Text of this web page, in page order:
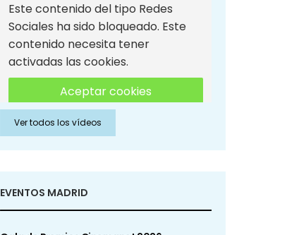
Este contenido del tipo Redes
Sociales ha sido bloqueado. Este
contenido necesita tener
activadas las cookies.
Aceptar cookies
Aceptar cookies de Redes
Sociales
Ver todos los vídeos
EVENTOS MADRID